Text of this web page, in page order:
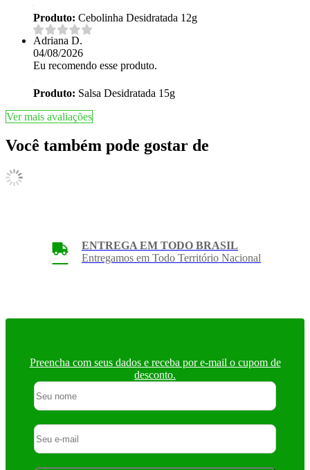
Produto: Cebolinha Desidratada 12g
Adriana D.
04/08/2026
Eu recomendo esse produto.
Produto: Salsa Desidratada 15g
Ver mais avaliações
Você também pode gostar de
ENTREGA EM TODO BRASIL
Entregamos em Todo Território Nacional
Preencha com seus dados e receba por e-mail o cupom de
desconto.